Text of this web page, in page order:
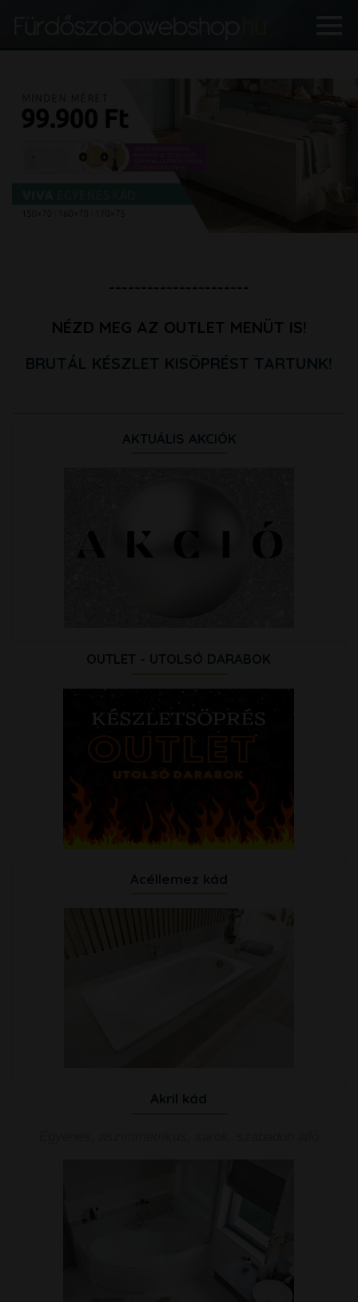
----------------------
NÉZD MEG AZ OUTLET MENÜT IS!
BRUTÁL KÉSZLET KISÖPRÉST TARTUNK!
AKTUÁLIS AKCIÓK
OUTLET - UTOLSÓ DARABOK
Acéllemez kád
Akril kád